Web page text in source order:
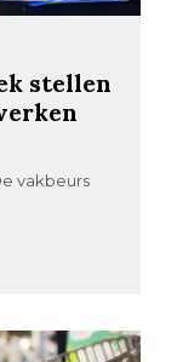
stellen
vakbeurs